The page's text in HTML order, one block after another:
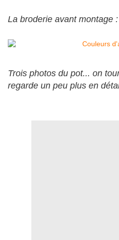
La broderie avant montage :
Trois photos du pot... on
regarde un peu plus en